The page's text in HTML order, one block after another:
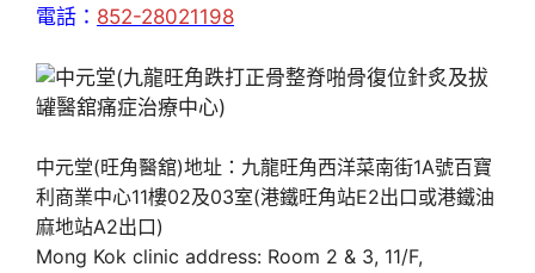
電話： 852-28021198
中元堂(旺角醫舘)地址：九龍旺角西洋菜南街1A號百寶
利商業中心11樓02及03室(港鐵旺角站E2出口或港鐵油
麻地站A2出口)
Mong Kok clinic address: Room 2 & 3, 11/F,